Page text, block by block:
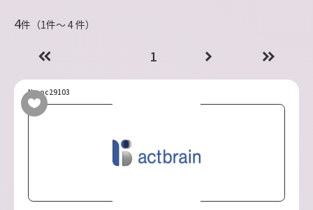
4件（1件〜 4 件）
1
No.oc29103